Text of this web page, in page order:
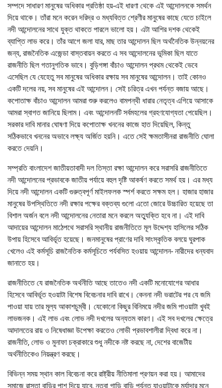
সম্পদে সাধারণ মানুষের অধিকার প্রতিষ্ঠা হয়-এই ধারণা থেকে এই আন্দোলনকে সমর্থন
দিয়ে থাকে। তাঁরা মনে করেন দরিদ্র ও মধ্যবিত্ত শ্রেণীর মানুষের কাছে যেতে চাইলে
নদী আন্দোলনের সাথে যুক্ত থাকতে পারলে ভালো হয়। এটা আশির দশক থেকেই
ব্যাপ্তি লাভ করে। তাঁর আগে জলা যার, মাছ তার আন্দোলন ছিল অর্থনৈতিক উন্নয়নের
জন্য, রাজনৈতিক এজেন্ডা বাস্তবায়ন করতে এ সব আন্দোলনের ভূমিকা ছিল যাতে
রাজনীতি ছিল গতানুগতিক ভাবে। বুড়িগঙ্গা বাঁচাও আন্দোলন প্রথম থেকেই ভেবে
এসেছিল যে যেহেতু সব মানুষের অধিকার রক্ষায় সব মানুষের আন্দোলন। তাই কোনও
একটি দলের নয়, সব মানুষের এই আন্দোলন। সেই চরিত্র এখন পর্যন্ত বজায় আছে।
কপোতাক্ষ বাঁচাও আন্দোলন আমরা শুরু করলেও বামপন্থী ধারার নেতৃত্ব এগিয়ে আসাকে
আমরা স্বাগত জানিয়ে ছিলাম। এবং আন্দোলনটি সর্বমহলের গ্রহণযোগ্যতা পেয়েছিল।
সরকার দাবি মানার ঘোষণা দিয়ে কপোতাক্ষ খননের কাজে হাত দিয়েছিল, কিন্তু
সঠিকভাবে খননের অভাবে লক্ষ্য অর্জিত হয়নি। এতে সেই ক্ষমতাসীনরা রাজনীতি ঘোলা
করতে দেয়নি।
সম্প্রতি বাংলাদেশ জাতীয়তাবাদী দল তিস্তা রক্ষা আন্দোলন করে সরাসরি রাজনীতিতে
নদী আন্দোলনের প্রভাবকে জাতীয় পর্যায়ে বহুল দৃষ্টি আকর্ষণ করতে সমর্থ হয়। এর মধ্য
দিয়ে নদী আন্দোলন একটি গুরুত্বপূর্ণ মাইলফলক স্পর্শ করতে সক্ষম হল। হাজার হাজার
মানুষের উপস্থিতিতে নদী রক্ষার পক্ষের বক্তব্য গুলো এতো জোরে উচ্চারিত হয়েছে তা
বিশাল অর্জন বলে নদী আন্দোলনের নেতারা মনে করলে অত্যুক্তি হবে না। এই দাবি
আদায়ের আন্দোলন মাঠেপথে সরাসরি স্থানীয় রাজনীতিতে মূল উদ্দেশ্য হাসিলের সঠিক
উপায় হিসেবে আবির্ভূত হয়েছে। জনমানুষের প্রাণের দাবি সাংস্কৃতিক বলয়ে ঘুরপাক
খেলেও এই কর্মসূচি রাজনৈতিক কর্মসূচিতে পর্যবসিত হওয়ায় আন্দোলন- নারীদের ধন্যবাদ
জানাতে হয়।
রাজনীতিতে যে রাজনৈতিক অর্থনীতি আছে তাতেও নদী একটি মনোযোগের আধার
হিসেবে আবির্ভূত হওয়াটা বিশেষ বিবেচনার দাবি রাখে। কেননা নদী ভরাটের পর যে জমি
পাওয়া যায় তার মূল্য আকাশচুম্বী। যেকোনো কিছুর বিনিময়ে নদীর জমি পাওয়াটা খুবই
লাভজনক। এই লাভ এবং লোভ নদী দখলের অন্যতম কারণ। এই সব দখলের ক্ষেত্রে
আদালতের রায় ও নিষেধাজ্ঞা উপেক্ষা করতেও লোভী প্রভাবশালীরা দ্বিধা করে না।
রাজনীতি, লোভ ও মুনাফা চক্রাকারে শুধু নদীকে নষ্ট করছে না, দেশের বাজেটীয়
অর্থনীতিকেও নিয়ন্ত্রণ করছে।
বিভিন্ন সময় স্থান কাল বিবেচনা করে রাষ্ট্রীয় নীতিমালা প্রণয়ন করা হয়। আমাদের
সমাজে রাস্তা বাড়ির পাশ দিয়ে যাবে, নতুবা গাড়ি বাড়ি পর্যন্ত যাওয়াটাকে মর্যাদার মনে